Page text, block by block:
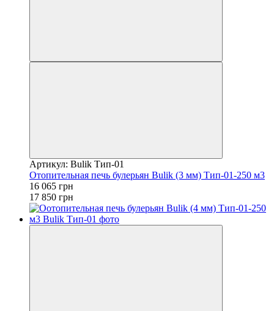
Артикул: Bulik Тип-01
Отопительная печь булерьян Bulik (3 мм) Тип-01-250 м3
16 065 грн
17 850 грн